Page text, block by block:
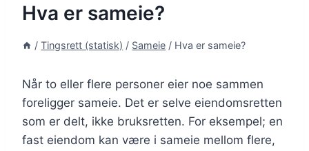
Hva er sameie?
/ Tingsrett (statisk) / Sameie / Hva er sameie?
Når to eller flere personer eier noe sammen
foreligger sameie. Det er selve eiendomsretten
som er delt, ikke bruksretten. For eksempel; en
fast eiendom kan være i sameie mellom flere,